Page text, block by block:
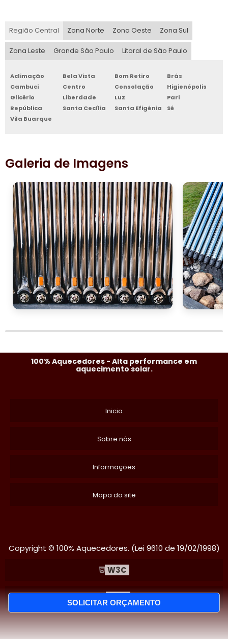
SOLICITAR ORÇAMENTO
Região Central Zona Norte Zona Oeste Zona Sul
Zona Leste Grande São Paulo Litoral de São Paulo
Aclimação Bela Vista Bom Retiro
Brás
Cambuci
Centro Consolação
Higienópolis
Glicério
Liberdade Luz
Pari
República
Santa Cecília Santa Efigênia
Sé
Vila Buarque
Galeria de Imagens
100% Aquecedores - Alta performance em
aquecimento solar.
Inicio
Sobre nós
Informações
Mapa do site
Copyright © 100% Aquecedores. (Lei 9610 de 19/02/1998)
W3C
W3C